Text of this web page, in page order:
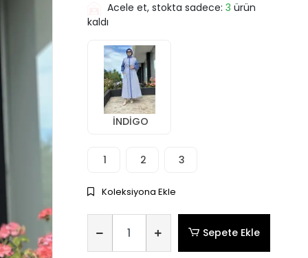
Acele et, stokta sadece: 3 ürün
kaldı
İNDİGO
1 2 3
Koleksiyona Ekle
Sepete Ekle